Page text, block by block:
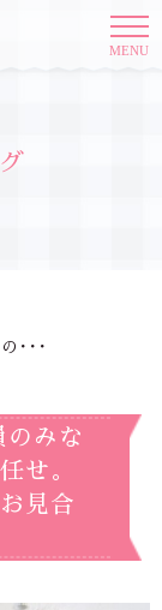
MENU
･･･
みな
せ。
見合